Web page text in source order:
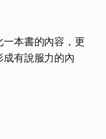
本書的內容，更
有說服力的內